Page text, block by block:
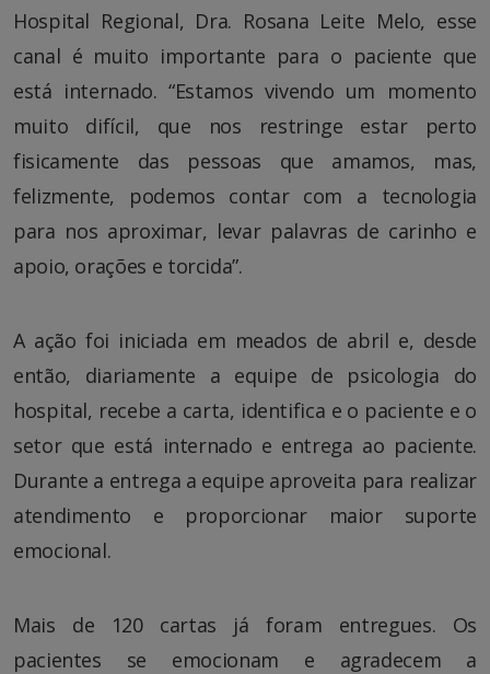
Hospital Regional, Dra. Rosana Leite Melo, esse
canal é muito importante para o paciente que
está internado. “Estamos vivendo um momento
muito difícil, que nos restringe estar perto
fisicamente das pessoas que amamos, mas,
felizmente, podemos contar com a tecnologia
para nos aproximar, levar palavras de carinho e
apoio, orações e torcida”.
A ação foi iniciada em meados de abril e, desde
então, diariamente a equipe de psicologia do
hospital, recebe a carta, identifica e o paciente e o
setor que está internado e entrega ao paciente.
Durante a entrega a equipe aproveita para realizar
atendimento e proporcionar maior suporte
emocional.
Mais de 120 cartas já foram entregues. Os
pacientes se emocionam e agradecem a